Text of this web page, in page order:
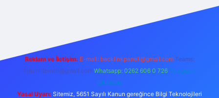
Reklam ve İletişim: E-mail: backlinkpaneli@gmail.com Teams:
forumhizmeti@gmail.com Whatsapp: 0262 606 0 726 Telegram:
@karabul
Yasal Uyarı: Sitemiz, 5651 Sayılı Kanun gereğince Bilgi Teknolojileri